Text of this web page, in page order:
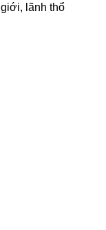
giới, lãnh thổ